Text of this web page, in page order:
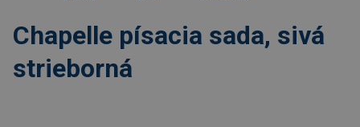
Chapelle písacia sada, sivá
strieborná